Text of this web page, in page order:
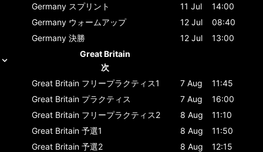
Germany スプリント 11 Jul
14:00
Germany ウォームアップ 12 Jul
08:40
Germany 決勝 12 Jul
13:00
Great Britain
次
Great Britain フリープラクティス1 7 Aug
11:45
Great Britain プラクティス 7 Aug
16:00
Great Britain フリープラクティス2 8 Aug
11:10
Great Britain 予選1 8 Aug
11:50
Great Britain 予選2 8 Aug
12:15